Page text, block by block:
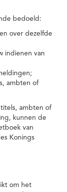
bedoeld:
over dezelfde
indienen van
ambten of
ambten of
kunnen de
van
Konings
om het